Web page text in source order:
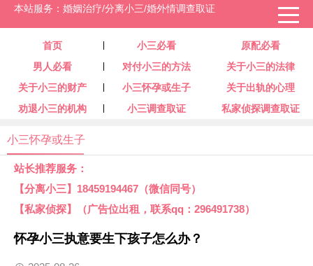
首页 小三必看
原配必看
男人必看
对付小三的方法
关于小三的法律
关于小三的财产
小三怀孕或生子
关于出轨的心理
劝退小三的机构
小三调查取证 私家侦探调查取证
本站服务：婚姻治疗/分离小三/婚外情调查取证
小三怀孕或生子
站长推荐服务：
【分离小三】18459194467（微信同号）
【私家侦探】（广告位出租，联系qq：296491738）
怀孕小三执意要生下孩子怎么办？